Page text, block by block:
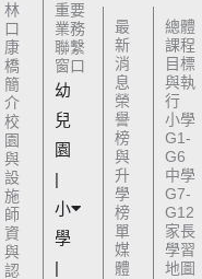
林
口
康
橋
簡
介
校
園
與
設
施
師
資
與
認
重要
業務
聯繫
窗口
幼
兒
園
|
小
學
|
最
新
消
息
榮
譽
榜
與
升
學
榜
單
媒
體
總體
課程
目標
與執
行
小學
G1-
G6
中學
G7-
G12
家長
學習
地圖